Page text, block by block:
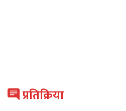
प्रतिक्रिया